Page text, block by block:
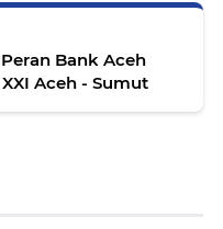
Bank Aceh
Aceh - Sumut